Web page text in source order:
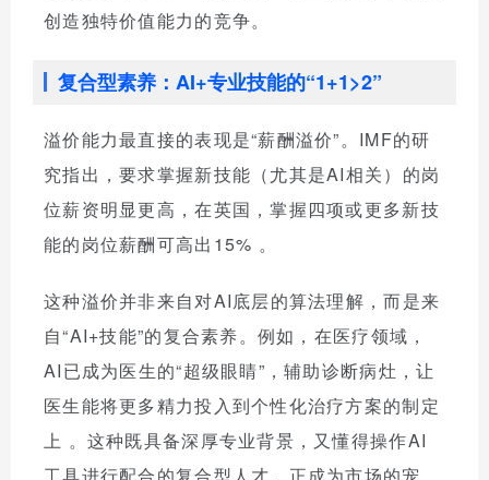
创造独特价值能力的竞争。
复合型素养：AI+专业技能的“1+1>2”
溢价能力最直接的表现是“薪酬溢价”。IMF的研
究指出，要求掌握新技能（尤其是AI相关）的岗
位薪资明显更高，在英国，掌握四项或更多新技
能的岗位薪酬可高出15% 。
这种溢价并非来自对AI底层的算法理解，而是来
自“AI+技能”的复合素养。例如，在医疗领域，
AI已成为医生的“超级眼睛”，辅助诊断病灶，让
医生能将更多精力投入到个性化治疗方案的制定
上 。这种既具备深厚专业背景，又懂得操作AI